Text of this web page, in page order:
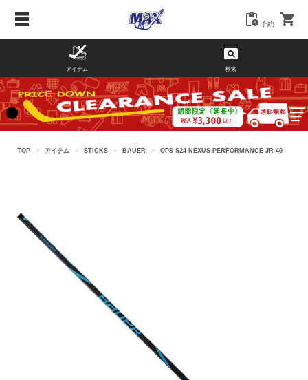
予約
アイテム 検索
TOP > アイテム > STICKS > BAUER > OPS S24 NEXUS PERFORMANCE JR 40